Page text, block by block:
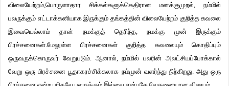
விலையேற்றம்,பொருளாதார சிக்கல்களுக்கெதிரான மனக்குமுறல், நம்மில்
பலருக்கும் எட்டாக்கனியாக இருக்கும் தங்கத்தின் விலையேற்றம் குறித்த கவலை
இவையெல்லாம் தான் நமக்குத் தெரிந்த, நமக்கு முன் இருக்கும்
பிரச்சனைகள்.மேலுள்ள பிரச்சனைகள் குறித்த கவலையும் கொதிப்பும்
ஒருவருக்கொருவர் வேறுபடும். ஆனால், நம்மில் பலரின் அலட்சியப்போக்கால்
வேறு ஒரு பிரச்சனை பூதாகரச்சிக்கலாக நம்முன் வளர்ந்து நிற்கிறது. அது ஒரு